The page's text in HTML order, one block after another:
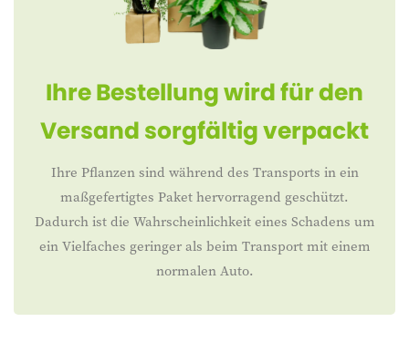
Ihre Bestellung wird für den
Versand sorgfältig verpackt
Ihre Pflanzen sind während des Transports in ein
maßgefertigtes Paket hervorragend geschützt.
Dadurch ist die Wahrscheinlichkeit eines Schadens um
ein Vielfaches geringer als beim Transport mit einem
normalen Auto.